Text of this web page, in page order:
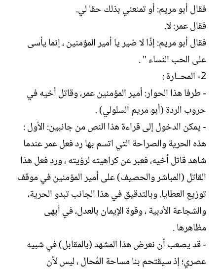
فقال أبو مريم: أو تمنعني بذلك حقا لي.
فقال عمر: لا.
فقال أبو مريم: إذًا لا ضير يا أمير المؤمنين ، إنما يأسى
على الحب النساء " .
2- المحــارة :
- طرفا هذا الحوار: أمير المؤمنين عمر، وقاتل أخيه في
حروب الردة (أبو مريم السلولي) .
- يمكن الدخول إلى قراءة هذا النص من جانبين: الأول :
هذه الحرية والصراحة التي اتسم بها رد فعل عمر عندما
شاهد قاتل أخيه، فعبر عن كراهيته لرؤيته ، ورد فعل هذا
القاتل (المباشر والحصيف) على أمير المؤمنين في موقف
توزيع العطايا. وبالتدقيق في هذا الجانب تبدو الحرية،
والشجاعة الأدبية ، وقوة الإيمان بالعدل، في أبهى
مظاهرها .
- قد يصعب أن نعرض هذا المشهد (بالمقابل) في شبيه
عصري؛ إذ سيقتحم بنا مساحة المُحال ، ليس لأن